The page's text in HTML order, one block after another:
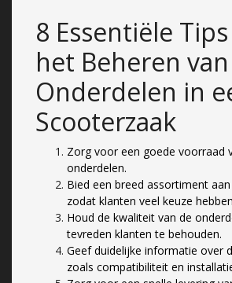
8 Essentiële
het Beheren van
Onderdelen in
Scooterzaak
Zorg voor een goede voorraad
onderdelen.
Bied een breed assortiment
zodat klanten veel keuze
Houd de kwaliteit van de
tevreden klanten te behouden.
Geef duidelijke informatie over
zoals compatibiliteit en